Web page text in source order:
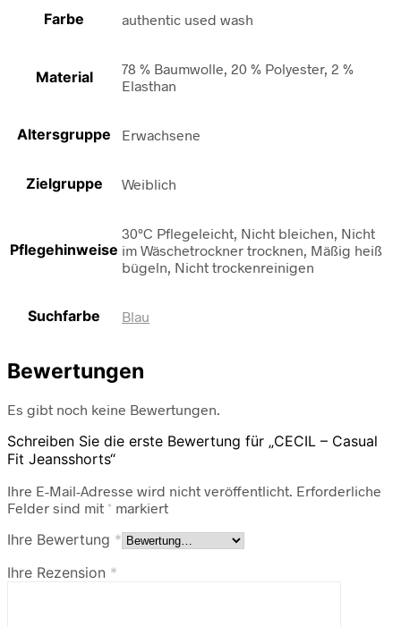
Farbe authentic used wash
Material
78 % Baumwolle, 20 % Polyester, 2 %
Elasthan
Altersgruppe Erwachsene
Zielgruppe Weiblich
Pflegehinweise
30°C Pflegeleicht, Nicht bleichen, Nicht
im Wäschetrockner trocknen, Mäßig heiß
bügeln, Nicht trockenreinigen
Suchfarbe Blau
Bewertungen
Es gibt noch keine Bewertungen.
Schreiben Sie die erste Bewertung für „CECIL – Casual
Fit Jeansshorts“
Ihre E-Mail-Adresse wird nicht veröffentlicht. Erforderliche
Felder sind mit * markiert
Ihre Bewertung *
Ihre Rezension *